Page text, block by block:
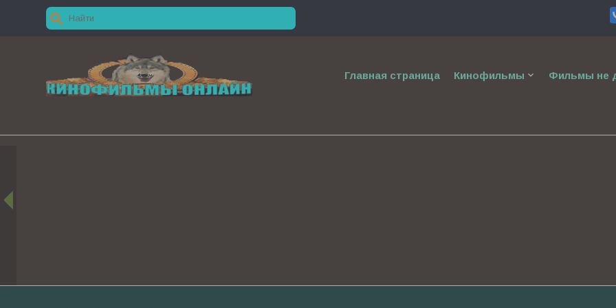
Главная страница Кинофильмы keyboard_arrow_down Фильмы не